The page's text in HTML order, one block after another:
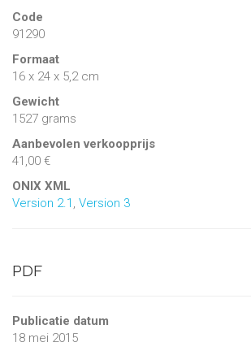
Code
91290
Formaat
16 x 24 x 5,2 cm
Gewicht
1527 grams
Aanbevolen verkoopprijs
41,00 €
ONIX XML
Version 2.1 , Version 3
PDF
Publicatie datum
18 mei 2015